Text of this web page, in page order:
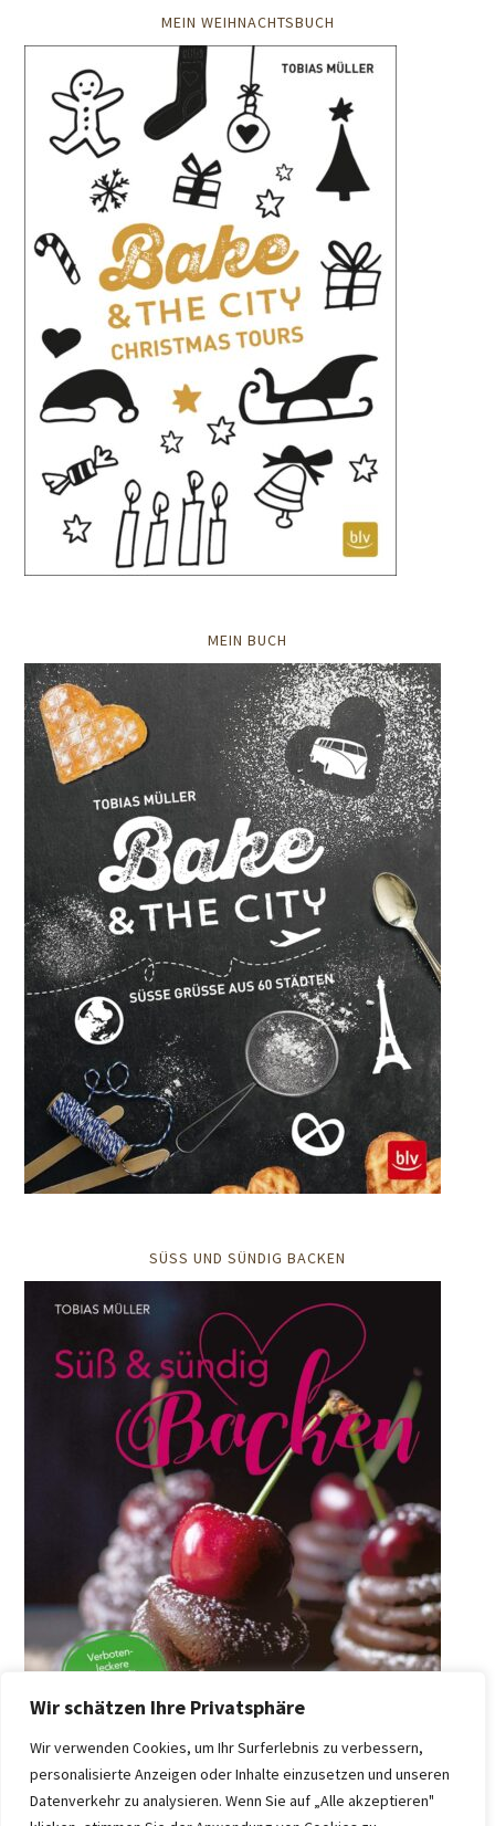
Wir schätzen Ihre Privatsphäre
Wir verwenden Cookies, um Ihr Surferlebnis zu verbessern,
personalisierte Anzeigen oder Inhalte einzusetzen und unseren
Datenverkehr zu analysieren. Wenn Sie auf „Alle akzeptieren"
MEIN WEIHNACHTSBUCH
MEIN BUCH
SÜSS UND SÜNDIG BACKEN